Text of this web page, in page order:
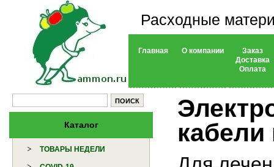
Расходные
Главная О компании
Заказ
Доставка
Оплата
Каталог
ТОВАРЫ НЕДЕЛИ
кабели